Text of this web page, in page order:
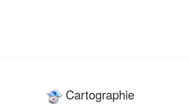
Cartographie